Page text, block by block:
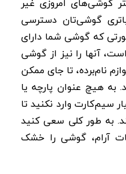
گوشی‌تان دسترسی
که گوشی شما دارای
آنها را نیز از گوشی
نام‌برده، تا جای ممکن
هیچ عنوان پارچه یا
سیم‌کارت وارد نکنید تا
به طور کلی سعی کنید
آرام، گوشی را خشک